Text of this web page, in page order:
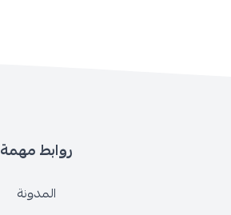
روابط مهمة
المدونة